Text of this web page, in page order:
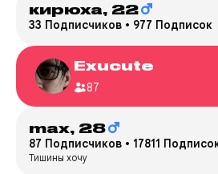
кирюха, 22
33 Подписчиков • 977 Подписок
Exucute
87
max, 28
87 Подписчиков • 17811
Тишины хочу